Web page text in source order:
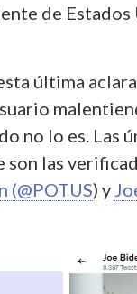
de
última
no lo es. Las
las
(@POTUS) y